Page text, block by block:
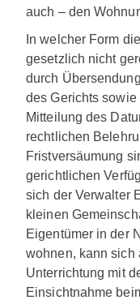
auch – den
In welcher Form
gesetzlich nicht
durch
des Gerichts
Mitteilung des
rechtlichen
Fristversäumung
gerichtlichen
sich der Verwalter
kleinen
Eigentümer in der
wohnen, kann sich
Unterrichtung mit
Einsichtnahme